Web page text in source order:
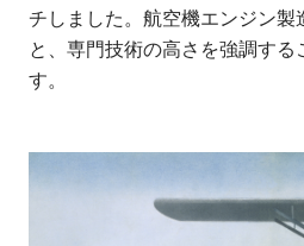
チしました。航空機エンジン製
と、専門技術の高さを強調す
す。